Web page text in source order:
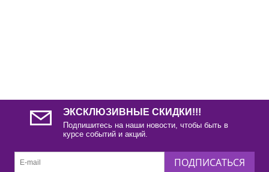
ЭКСКЛЮЗИВНЫЕ СКИДКИ!!!
Подпишитесь на наши новости, чтобы быть в
курсе событий и акций.
ПОДПИСАТЬСЯ